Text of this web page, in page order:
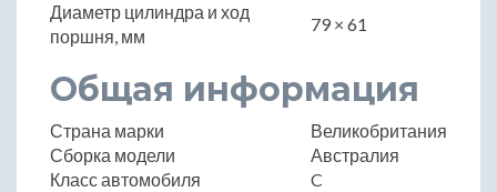
Диаметр цилиндра и ход
поршня, мм
79 × 61
Общая информация
Страна марки
Великобритания
Сборка модели
Австралия
Класс автомобиля
C